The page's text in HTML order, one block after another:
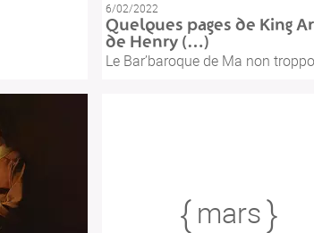
6/02/2022
Quelques pages de King
de Henry (…)
Le Bar’baroque de Ma non troppo
mars